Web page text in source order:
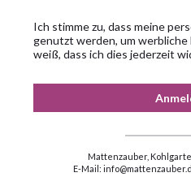
Ich stimme zu, dass meine
genutzt werden, um werbliche
weiß, dass ich dies jederzeit
Mattenzauber,
E-Mail: